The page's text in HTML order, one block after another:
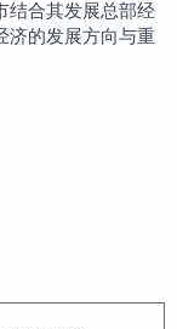
结合其发展总部经
济的发展方向与重